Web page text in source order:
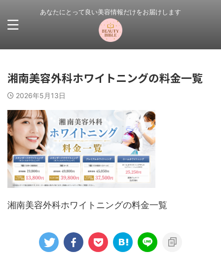
あなたにとって良い美容情報だけをお届けします
湘南美容外科ホワイトニングの料金一覧
2026年5月13日
湘南美容外科ホワイトニングの料金一覧